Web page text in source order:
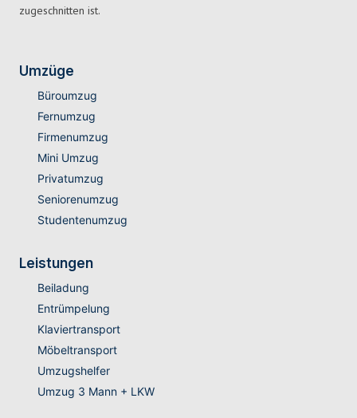
zugeschnitten ist.
Umzüge
Büroumzug
Fernumzug
Firmenumzug
Mini Umzug
Privatumzug
Seniorenumzug
Studentenumzug
Leistungen
Beiladung
Entrümpelung
Klaviertransport
Möbeltransport
Umzugshelfer
Umzug 3 Mann + LKW